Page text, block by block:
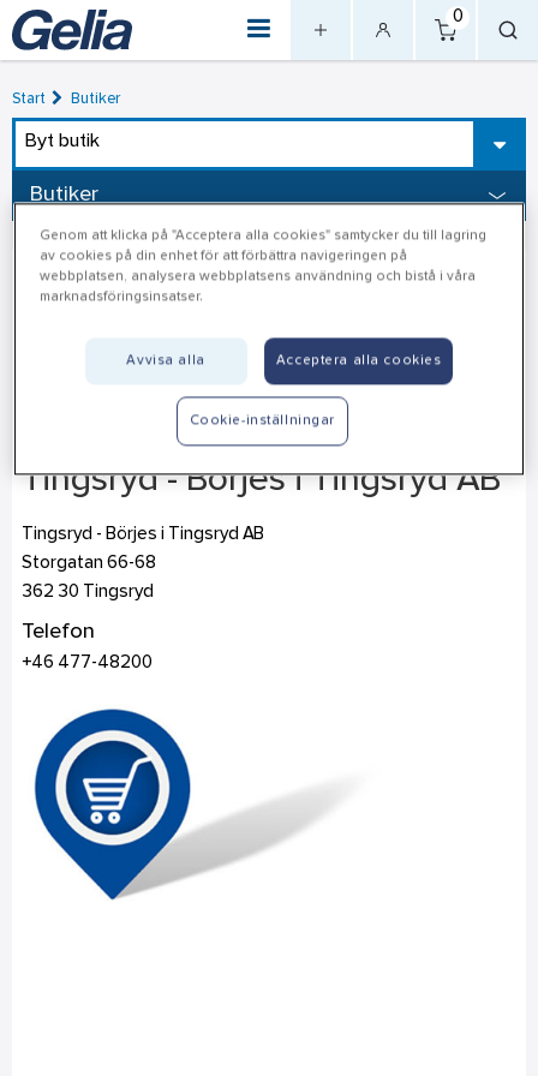
0
Start Butiker
Byt butik
Butiker
Tingsryd - Börjes i Tingsryd AB
Tingsryd - Börjes i Tingsryd AB
Storgatan 66-68
362 30
Tingsryd
Telefon
+46 477-48200
Genom att klicka på "Acceptera alla cookies" samtycker du till lagring
av cookies på din enhet för att förbättra navigeringen på
webbplatsen, analysera webbplatsens användning och bistå i våra
marknadsföringsinsatser.
Avvisa alla Acceptera alla cookies
Cookie-inställningar